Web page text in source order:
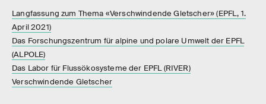
Langfassung zum Thema «Verschwindende Gletscher» (EPFL, 1.
April 2021)
Das Forschungszentrum für alpine und polare Umwelt der EPFL
(ALPOLE)
Das Labor für Flussökosysteme der EPFL (RIVER)
Verschwindende Gletscher